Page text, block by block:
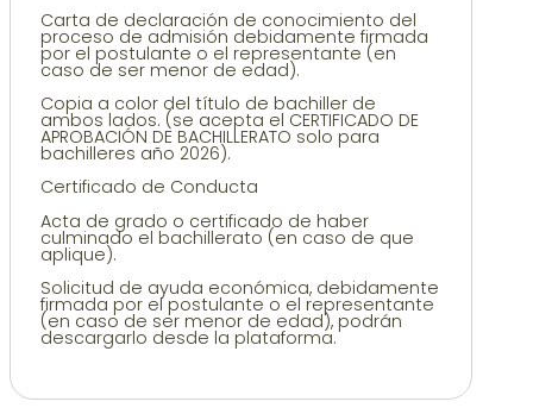
Carta de declaración de conocimiento del
proceso de admisión debidamente firmada
por el postulante o el representante (en
caso de ser menor de edad).
Copia a color del título de bachiller de
ambos lados. (se acepta el CERTIFICADO DE
APROBACIÓN DE BACHILLERATO solo para
bachilleres año 2026).
Certificado de Conducta
Acta de grado o certificado de haber
culminado el bachillerato (en caso de que
aplique).
Solicitud de ayuda económica, debidamente
firmada por el postulante o el representante
(en caso de ser menor de edad), podrán
descargarlo desde la plataforma.